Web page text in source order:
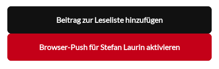
Beitrag zur Leseliste hinzufügen
Browser-Push für Stefan Laurin aktivieren